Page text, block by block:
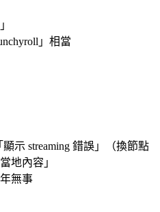
」
」相當
顯示 streaming 錯誤 」（換節點
地內容 」
無事